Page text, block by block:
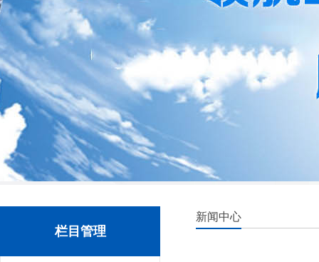
栏目管理
新闻中心